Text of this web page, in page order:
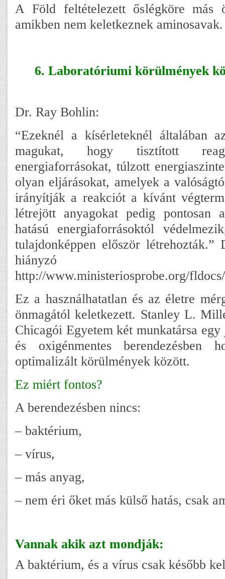
A Föld feltételezett őslégköre más
amikben nem keletkeznek aminosavak.
6. Laboratóriumi körülmények
Dr. Ray Bohlin:
“Ezeknél a kísérleteknél általában
magukat, hogy tisztított
energiaforrásokat, túlzott
olyan eljárásokat, amelyek a
irányítják a reakciót a kívánt
létrejött anyagokat pedig pontosan
hatású energiaforrásoktól
tulajdonképpen először
hiányzó
http://www.ministeriosprobe.org/
Ez a használhatatlan és az életre
önmagától keletkezett. Stanley L.
Chicagói Egyetem két munkatársa
és oxigénmentes berendezésben
optimalizált körülmények között.
Ez miért fontos?
A berendezésben nincs:
– baktérium,
– vírus,
– más anyag,
– nem éri őket más külső hatás, csak
Vannak akik azt mondják:
A baktérium, és a vírus csak később